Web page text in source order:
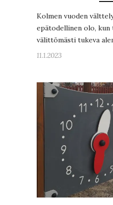
Kolmen vuoden
epätodellinen olo,
välittömästi tukeva
11.1.2023